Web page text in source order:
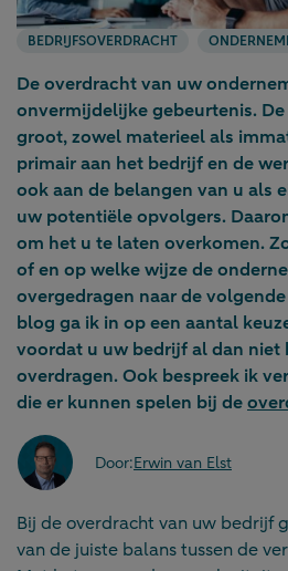
BEDRIJFSOVERDRACHT
De overdracht van uw
onvermijdelijke gebeurtenis.
groot, zowel materieel als
primair aan het bedrijf en de
ook aan de belangen van u als
uw potentiële opvolgers.
om het u te laten overkomen.
of en op welke wijze de
overgedragen naar de
blog ga ik in op een aantal
voordat u uw bedrijf al dan
overdragen. Ook bespreek ik
die er kunnen spelen bij de
Door:Erwin van Elst
Bij de overdracht van uw bedrijf
van de juiste balans tussen de